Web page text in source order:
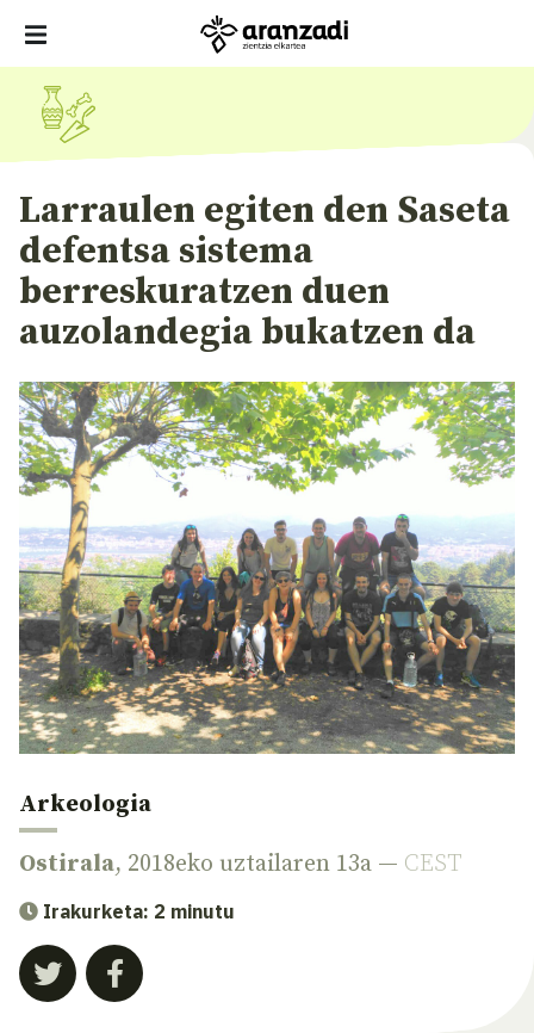
Larraulen egiten den Saseta
defentsa sistema
berreskuratzen duen
auzolandegia bukatzen da
Arkeologia
Ostirala, 2018eko uztailaren 13a — CEST
Irakurketa: 2 minutu